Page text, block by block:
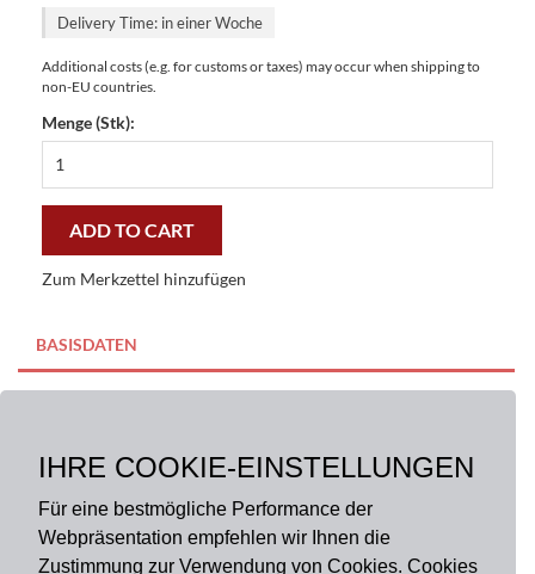
IHRE COOKIE-EINSTELLUNGEN
Für eine bestmögliche Performance der
Webpräsentation empfehlen wir Ihnen die
Zustimmung zur Verwendung von Cookies. Cookies
Delivery Time: in einer Woche
Additional costs (e.g. for customs or taxes) may occur when shipping to
non-EU countries.
Menge (Stk):
Ungarn
44x67
-
stilvoll
quantity
ADD TO CART
Zum Merkzettel hinzufügen
BASISDATEN
BESCHREIBUNG
Größe: 44 x 67 cm Material: 100% Polyester